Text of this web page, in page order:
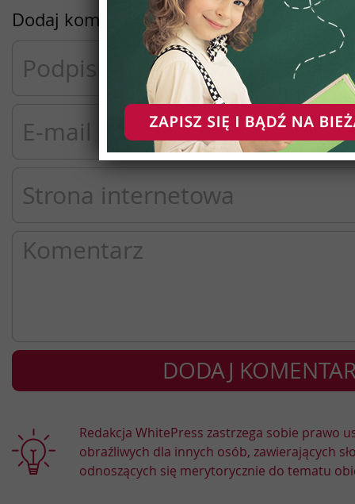
Dodaj komentarz
Redakcja WhitePress zastrzega sobie prawo
obraźliwych dla innych osób, zawierających
odnoszących się merytorycznie do tematu